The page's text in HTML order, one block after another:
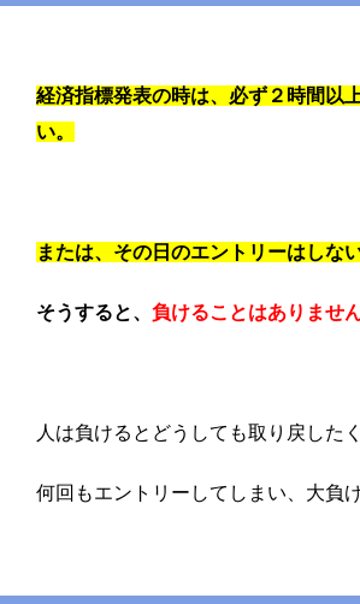
経済指標発表の時は、必ず２時間以
い。
または、その日のエントリーはしない
そうすると、 負けることはありませ
人は負けるとどうしても取り戻した
何回もエントリーしてしまい、大負